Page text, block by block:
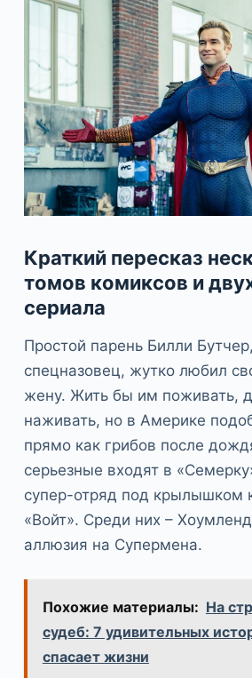
Краткий пересказ
томов комиксов и
сериала
Простой парень Билли
спецназовец, жутко любил
жену. Жить бы им поживать,
наживать, но в Америке
прямо как грибов после
серьезные входят в
супер-отряд под крылышком
«Войт». Среди них –
аллюзия на Супермена.
Похожие материалы: На
судеб: 7 удивительных
спасает жизни